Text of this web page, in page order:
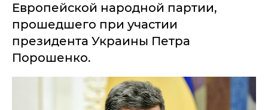
Европейской народной партии,
прошедшего при участии
президента Украины Петра
Порошенко.